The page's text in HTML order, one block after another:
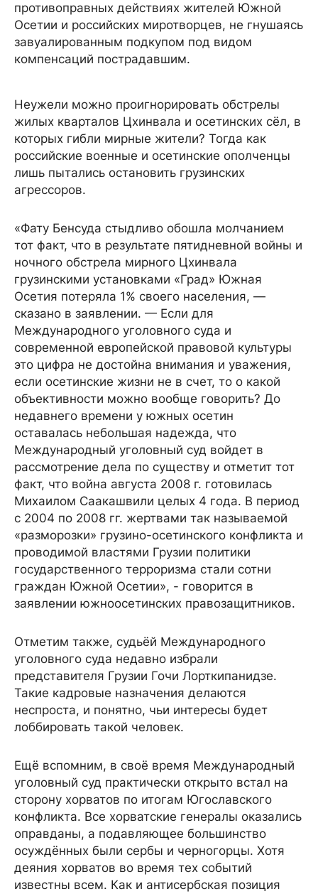
противоправных действиях жителей Южной
Осетии и российских миротворцев, не гнушаясь
завуалированным подкупом под видом
компенсаций пострадавшим.
Неужели можно проигнорировать обстрелы
жилых кварталов Цхинвала и осетинских сёл, в
которых гибли мирные жители? Тогда как
российские военные и осетинские ополченцы
лишь пытались остановить грузинских
агрессоров.
«Фату Бенсуда стыдливо обошла молчанием
тот факт, что в результате пятидневной войны и
ночного обстрела мирного Цхинвала
грузинскими установками «Град» Южная
Осетия потеряла 1% своего населения, —
сказано в заявлении. — Если для
Международного уголовного суда и
современной европейской правовой культуры
это цифра не достойна внимания и уважения,
если осетинские жизни не в счет, то о какой
объективности можно вообще говорить? До
недавнего времени у южных осетин
оставалась небольшая надежда, что
Международный уголовный суд войдет в
рассмотрение дела по существу и отметит тот
факт, что война августа 2008 г. готовилась
Михаилом Саакашвили целых 4 года. В период
с 2004 по 2008 гг. жертвами так называемой
«разморозки» грузино-осетинского конфликта и
проводимой властями Грузии политики
государственного терроризма стали сотни
граждан Южной Осетии», - говорится в
заявлении южноосетинских правозащитников.
Отметим также, судьёй Международного
уголовного суда недавно избрали
представителя Грузии Гочи Лорткипанидзе.
Такие кадровые назначения делаются
неспроста, и понятно, чьи интересы будет
лоббировать такой человек.
Ещё вспомним, в своё время Международный
уголовный суд практически открыто встал на
сторону хорватов по итогам Югославского
конфликта. Все хорватские генералы оказались
оправданы, а подавляющее большинство
осуждённых были сербы и черногорцы. Хотя
деяния хорватов во время тех событий
известны всем. Как и антисербская позиция